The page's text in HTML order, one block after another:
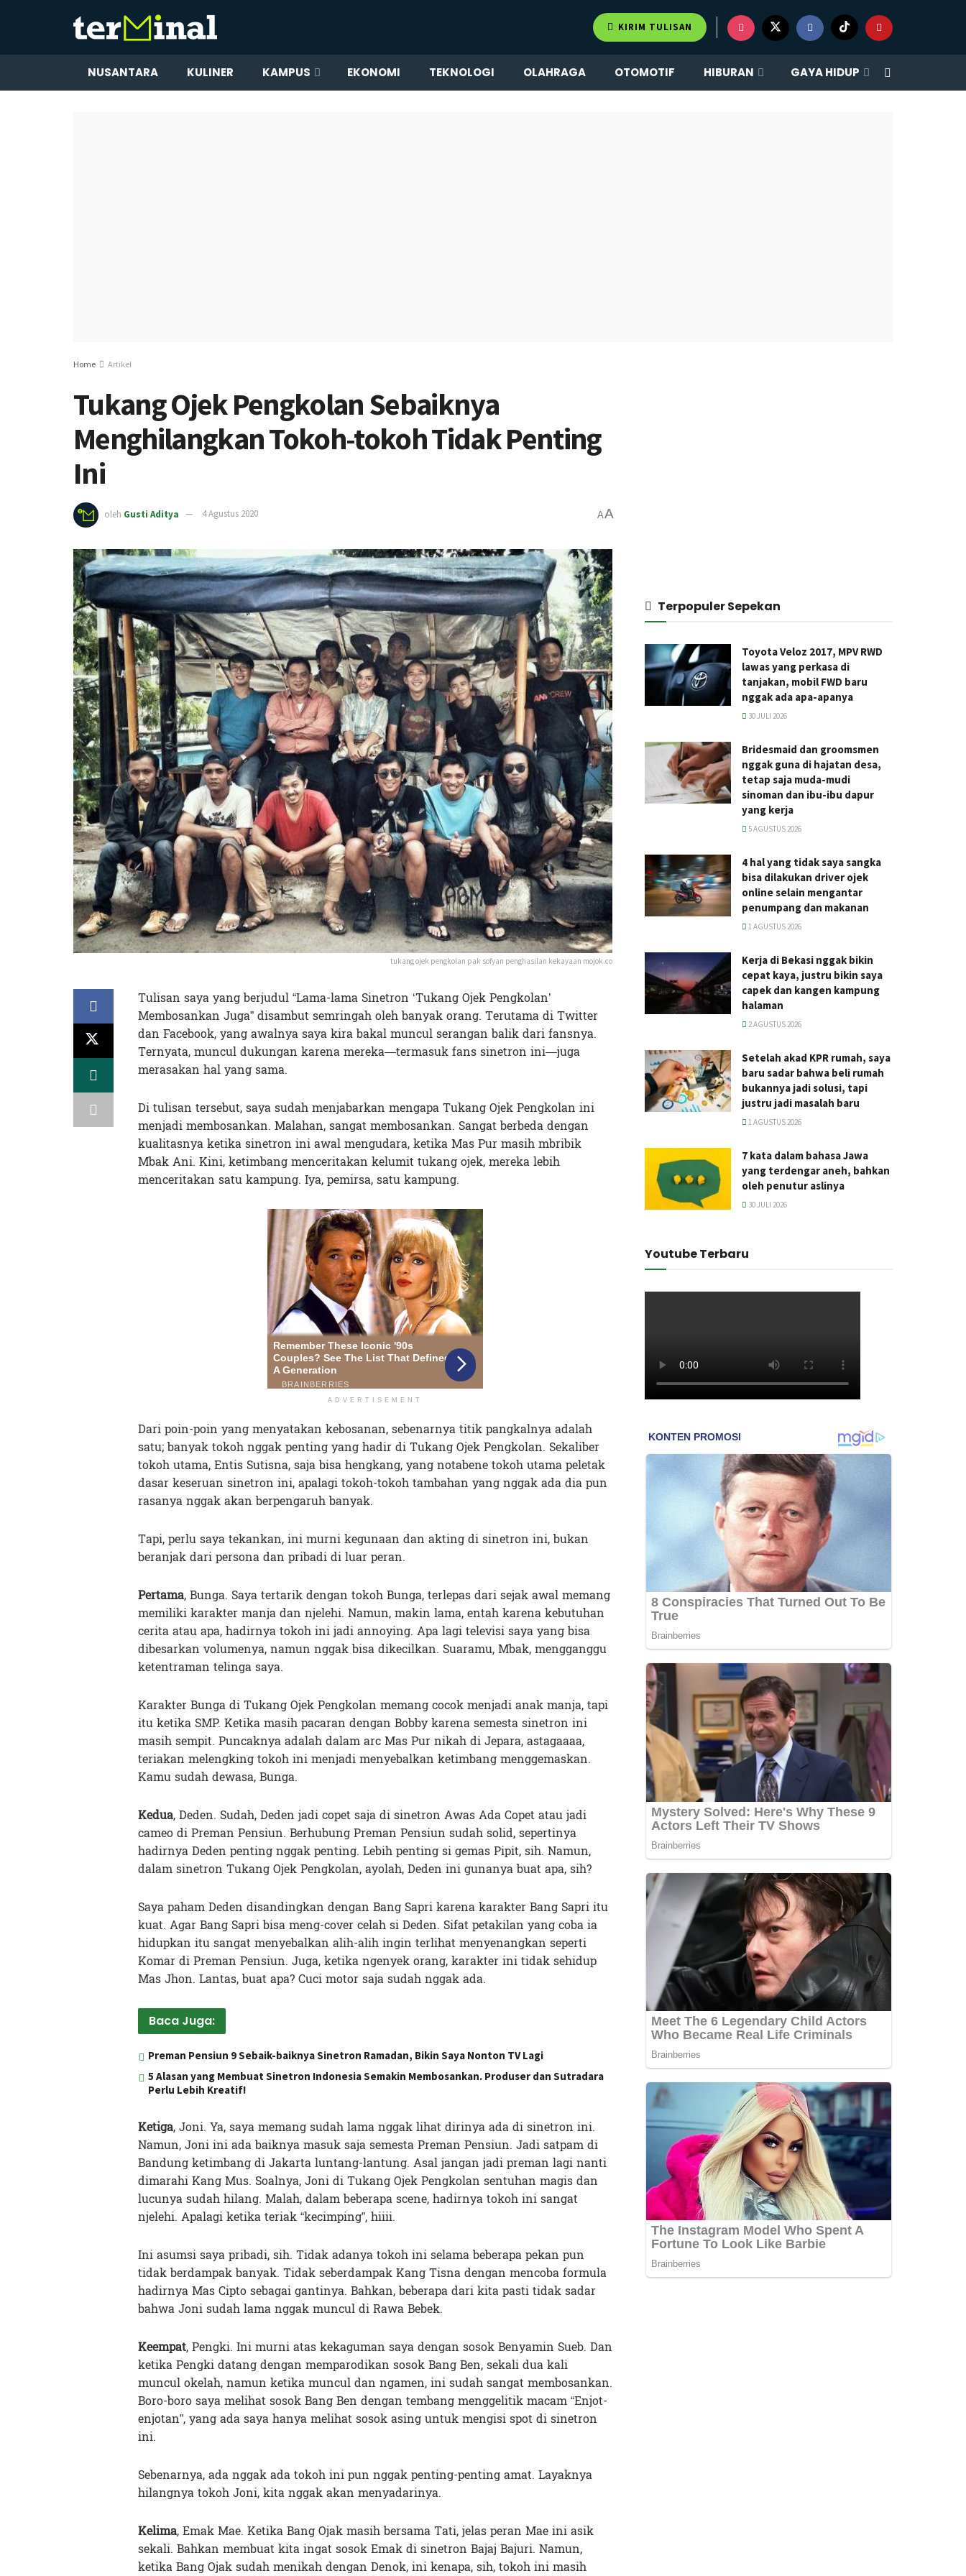
KIRIM TULISAN
NUSANTARA KULINER KAMPUS EKONOMI TEKNOLOGI OLAHRAGA OTOMOTIF HIBURAN GAYA HIDUP
Home Artikel
Tukang Ojek Pengkolan Sebaiknya
Menghilangkan Tokoh-tokoh Tidak Penting
Ini
oleh Gusti Aditya 4 Agustus 2020 AA
tukang ojek pengkolan pak sofyan penghasilan kekayaan mojok.co
Tulisan saya yang berjudul “Lama-lama Sinetron ‘Tukang Ojek Pengkolan’
Membosankan Juga” disambut semringah oleh banyak orang. Terutama di Twitter
dan Facebook, yang awalnya saya kira bakal muncul serangan balik dari fansnya.
Ternyata, muncul dukungan karena mereka—termasuk fans sinetron ini—juga
merasakan hal yang sama.
Di tulisan tersebut, saya sudah menjabarkan mengapa Tukang Ojek Pengkolan ini
menjadi membosankan. Malahan, sangat membosankan. Sangat berbeda dengan
kualitasnya ketika sinetron ini awal mengudara, ketika Mas Pur masih mbribik
Mbak Ani. Kini, ketimbang menceritakan kelumit tukang ojek, mereka lebih
menceritakan satu kampung. Iya, pemirsa, satu kampung.
ADVERTISEMENT
Dari poin-poin yang menyatakan kebosanan, sebenarnya titik pangkalnya adalah
satu; banyak tokoh nggak penting yang hadir di Tukang Ojek Pengkolan. Sekaliber
tokoh utama, Entis Sutisna, saja bisa hengkang, yang notabene tokoh utama peletak
dasar keseruan sinetron ini, apalagi tokoh-tokoh tambahan yang nggak ada dia pun
rasanya nggak akan berpengaruh banyak.
Tapi, perlu saya tekankan, ini murni kegunaan dan akting di sinetron ini, bukan
beranjak dari persona dan pribadi di luar peran.
Pertama, Bunga. Saya tertarik dengan tokoh Bunga, terlepas dari sejak awal memang
memiliki karakter manja dan njelehi. Namun, makin lama, entah karena kebutuhan
cerita atau apa, hadirnya tokoh ini jadi annoying. Apa lagi televisi saya yang bisa
dibesarkan volumenya, namun nggak bisa dikecilkan. Suaramu, Mbak, mengganggu
ketentraman telinga saya.
Karakter Bunga di Tukang Ojek Pengkolan memang cocok menjadi anak manja, tapi
itu ketika SMP. Ketika masih pacaran dengan Bobby karena semesta sinetron ini
masih sempit. Puncaknya adalah dalam arc Mas Pur nikah di Jepara, astagaaaa,
teriakan melengking tokoh ini menjadi menyebalkan ketimbang menggemaskan.
Kamu sudah dewasa, Bunga.
Kedua, Deden. Sudah, Deden jadi copet saja di sinetron Awas Ada Copet atau jadi
cameo di Preman Pensiun. Berhubung Preman Pensiun sudah solid, sepertinya
hadirnya Deden penting nggak penting. Lebih penting si gemas Pipit, sih. Namun,
dalam sinetron Tukang Ojek Pengkolan, ayolah, Deden ini gunanya buat apa, sih?
Saya paham Deden disandingkan dengan Bang Sapri karena karakter Bang Sapri itu
kuat. Agar Bang Sapri bisa meng-cover celah si Deden. Sifat petakilan yang coba ia
hidupkan itu sangat menyebalkan alih-alih ingin terlihat menyenangkan seperti
Komar di Preman Pensiun. Juga, ketika ngenyek orang, karakter ini tidak sehidup
Mas Jhon. Lantas, buat apa? Cuci motor saja sudah nggak ada.
Baca Juga:
Preman Pensiun 9 Sebaik-baiknya Sinetron Ramadan, Bikin Saya Nonton TV Lagi
5 Alasan yang Membuat Sinetron Indonesia Semakin Membosankan. Produser dan Sutradara
Perlu Lebih Kreatif!
Ketiga, Joni. Ya, saya memang sudah lama nggak lihat dirinya ada di sinetron ini.
Namun, Joni ini ada baiknya masuk saja semesta Preman Pensiun. Jadi satpam di
Bandung ketimbang di Jakarta luntang-lantung. Asal jangan jadi preman lagi nanti
dimarahi Kang Mus. Soalnya, Joni di Tukang Ojek Pengkolan sentuhan magis dan
lucunya sudah hilang. Malah, dalam beberapa scene, hadirnya tokoh ini sangat
njelehi. Apalagi ketika teriak “kecimping”, hiiii.
Ini asumsi saya pribadi, sih. Tidak adanya tokoh ini selama beberapa pekan pun
tidak berdampak banyak. Tidak seberdampak Kang Tisna dengan mencoba formula
hadirnya Mas Cipto sebagai gantinya. Bahkan, beberapa dari kita pasti tidak sadar
bahwa Joni sudah lama nggak muncul di Rawa Bebek.
Keempat, Pengki. Ini murni atas kekaguman saya dengan sosok Benyamin Sueb. Dan
ketika Pengki datang dengan memparodikan sosok Bang Ben, sekali dua kali
muncul okelah, namun ketika muncul dan ngamen, ini sudah sangat membosankan.
Boro-boro saya melihat sosok Bang Ben dengan tembang menggelitik macam “Enjot-
enjotan”, yang ada saya hanya melihat sosok asing untuk mengisi spot di sinetron
ini.
Sebenarnya, ada nggak ada tokoh ini pun nggak penting-penting amat. Layaknya
hilangnya tokoh Joni, kita nggak akan menyadarinya.
Kelima, Emak Mae. Ketika Bang Ojak masih bersama Tati, jelas peran Mae ini asik
sekali. Bahkan membuat kita ingat sosok Emak di sinetron Bajaj Bajuri. Namun,
ketika Bang Ojak sudah menikah dengan Denok, ini kenapa, sih, tokoh ini masih
Terpopuler Sepekan
Toyota Veloz 2017, MPV RWD
lawas yang perkasa di
tanjakan, mobil FWD baru
nggak ada apa-apanya
30 JULI 2026
Bridesmaid dan groomsmen
nggak guna di hajatan desa,
tetap saja muda-mudi
sinoman dan ibu-ibu dapur
yang kerja
5 AGUSTUS 2026
4 hal yang tidak saya sangka
bisa dilakukan driver ojek
online selain mengantar
penumpang dan makanan
1 AGUSTUS 2026
Kerja di Bekasi nggak bikin
cepat kaya, justru bikin saya
capek dan kangen kampung
halaman
2 AGUSTUS 2026
Setelah akad KPR rumah, saya
baru sadar bahwa beli rumah
bukannya jadi solusi, tapi
justru jadi masalah baru
1 AGUSTUS 2026
7 kata dalam bahasa Jawa
yang terdengar aneh, bahkan
oleh penutur aslinya
30 JULI 2026
Youtube Terbaru